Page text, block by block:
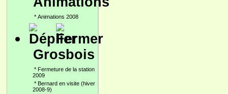
* Animations 2008
Grosbois
* Fermeture de la station
2009
* Bernard en visite (hiver
2008-9)